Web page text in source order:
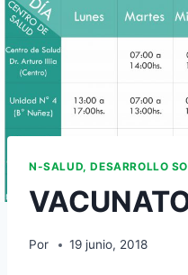
N-SALUD, DESARROLLO
Por 19 junio, 2018